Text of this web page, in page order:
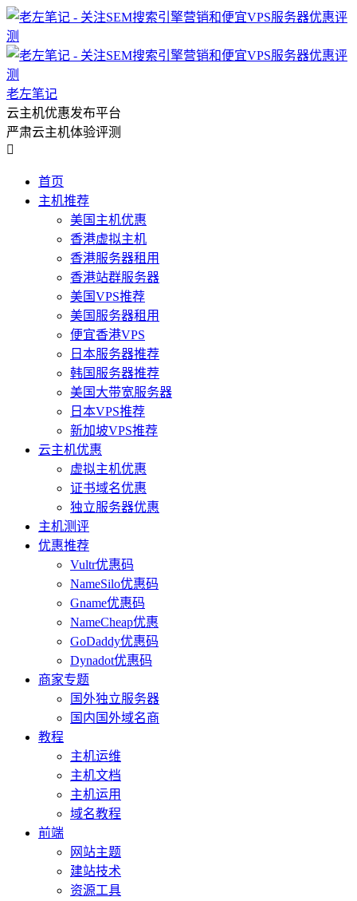
老左笔记
云主机优惠发布平台
严肃云主机体验评测

首页
主机推荐
美国主机优惠
香港虚拟主机
香港服务器租用
香港站群服务器
美国VPS推荐
美国服务器租用
便宜香港VPS
日本服务器推荐
韩国服务器推荐
美国大带宽服务器
日本VPS推荐
新加坡VPS推荐
云主机优惠
虚拟主机优惠
证书域名优惠
独立服务器优惠
主机测评
优惠推荐
Vultr优惠码
NameSilo优惠码
Gname优惠码
NameCheap优惠
GoDaddy优惠码
Dynadot优惠码
商家专题
国外独立服务器
国内国外域名商
教程
主机运维
主机文档
主机运用
域名教程
前端
网站主题
建站技术
资源工具